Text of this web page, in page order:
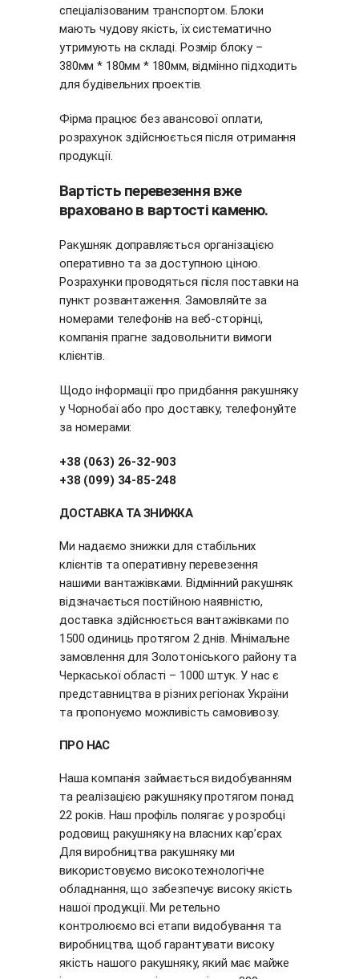
спеціалізованим транспортом. Блоки
мають чудову якість, їх систематично
утримують на складі. Розмір блоку –
380мм * 180мм * 180мм, відмінно підходить
для будівельних проектів.
Фірма працює без авансової оплати,
розрахунок здійснюється після отримання
продукції.
Вартість перевезення вже
враховано в вартості каменю.
Ракушняк доправляється організацією
оперативно та за доступною ціною.
Розрахунки проводяться після поставки на
пункт розвантаження. Замовляйте за
номерами телефонів на веб-сторінці,
компанія прагне задовольнити вимоги
клієнтів.
Щодо інформації про придбання ракушняку
у Чорнобаї або про доставку, телефонуйте
за номерами:
+38 (063) 26-32-903
+38 (099) 34-85-248
ДОСТАВКА ТА ЗНИЖКА
Ми надаємо знижки для стабільних
клієнтів та оперативну перевезення
нашими вантажівками. Відмінний ракушняк
відзначається постійною наявністю,
доставка здійснюється вантажівками по
1500 одиниць протягом 2 днів. Мінімальне
замовлення для Золотоніського району та
Черкаської області – 1000 штук. У нас є
представництва в різних регіонах України
та пропонуємо можливість самовивозу.
ПРО НАС
Наша компанія займається видобуванням
та реалізацією ракушняку протягом понад
22 років. Наш профіль полягає у розробці
родовищ ракушняку на власних кар’єрах.
Для виробництва ракушняку ми
використовуємо високотехнологічне
обладнання, що забезпечує високу якість
нашої продукції. Ми ретельно
контролюємо всі етапи видобування та
виробництва, щоб гарантувати високу
якість нашого ракушняку, який має майже